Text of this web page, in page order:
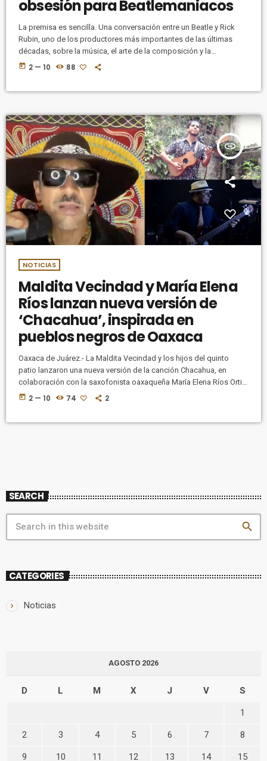
obsesión para Beatlemaniacos
La premisa es sencilla. Una conversación entre un Beatle y Rick
Rubin, uno de los productores más importantes de las últimas
décadas, sobre la música, el arte de la composición y la
producción, la creación artística y algo más. Esto es lo que nos
today 2 — 10 88
insert_link
NOTICIAS
Maldita Vecindad y María Elena
Ríos lanzan nueva versión de
‘Chacahua’, inspirada en
pueblos negros de Oaxaca
Oaxaca de Juárez.- La Maldita Vecindad y los hijos del quinto
patio lanzaron una nueva versión de la canción Chacahua, en
colaboración con la saxofonista oaxaqueña María Elena Ríos Ortiz,
misma que además de sumarse al llamado de justicia para ella, es
today 2 — 10 74 2
SEARCH
search
CATEGORIES
Noticias
AGOSTO 2026
D L M X J V S
1
2 3 4 5 6 7 8
9 10 11 12 13 14 15